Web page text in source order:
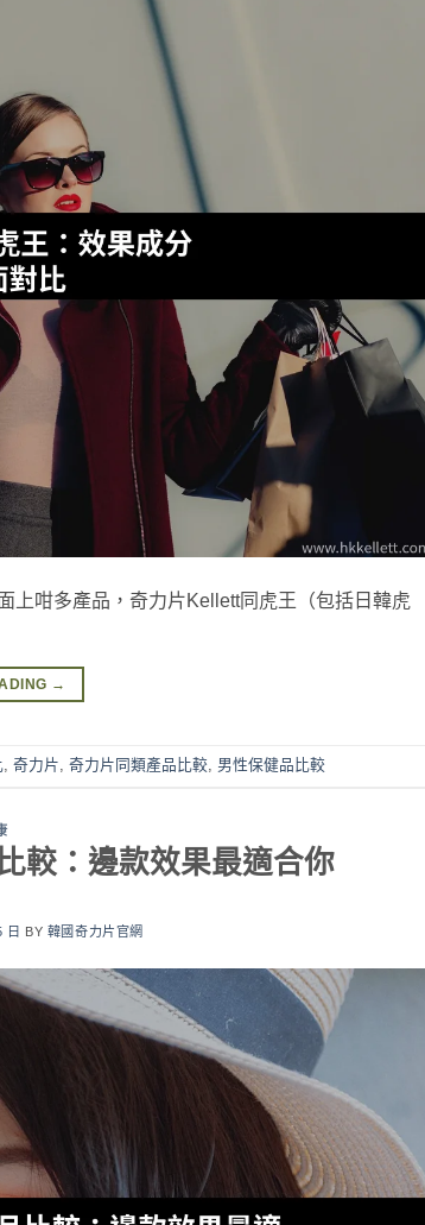
上咁多產品，奇力片Kellett同虎王（包括日韓虎
→
奇力片 奇力片同類產品比較 男性保健品比較
較：邊款效果最適合你
日 BY 韓國奇力片官網